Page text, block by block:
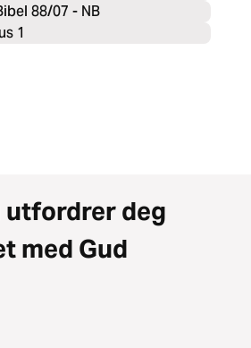
88/07 - NB
1
deg
med Gud